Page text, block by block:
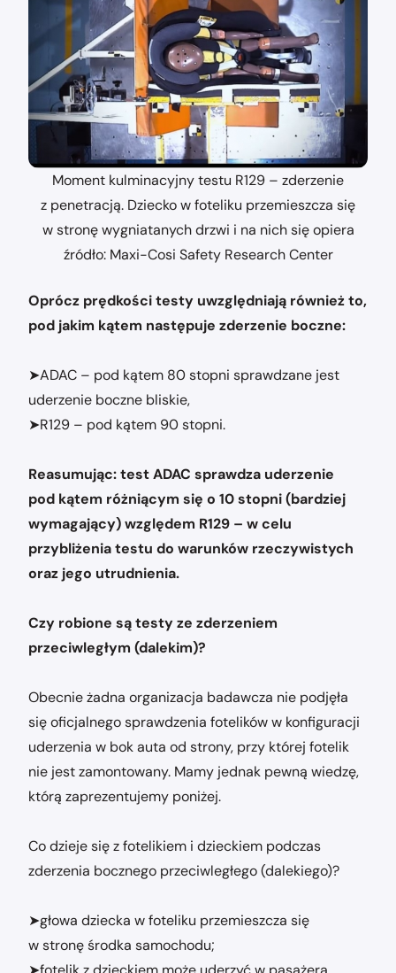
Moment kulminacyjny testu R129 – zderzenie
z penetracją. Dziecko w foteliku przemieszcza się
w stronę wygniatanych drzwi i na nich się opiera
źródło: Maxi-Cosi Safety Research Center
Oprócz prędkości testy uwzględniają również to,
pod jakim kątem następuje zderzenie boczne:
➤ADAC – pod kątem 80 stopni sprawdzane jest
uderzenie boczne bliskie,
➤R129 – pod kątem 90 stopni.
Reasumując: test ADAC sprawdza uderzenie
pod kątem różniącym się o 10 stopni (bardziej
wymagający) względem R129 – w celu
przybliżenia testu do warunków rzeczywistych
oraz jego utrudnienia.
Czy robione są testy ze zderzeniem
przeciwległym (dalekim)?
Obecnie żadna organizacja badawcza nie podjęła
się oficjalnego sprawdzenia fotelików w konfiguracji
uderzenia w bok auta od strony, przy której fotelik
nie jest zamontowany. Mamy jednak pewną wiedzę,
którą zaprezentujemy poniżej.
Co dzieje się z fotelikiem i dzieckiem podczas
zderzenia bocznego przeciwległego (dalekiego)?
➤głowa dziecka w foteliku przemieszcza się
w stronę środka samochodu;